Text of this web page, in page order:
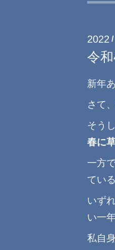
2022 /
令
新年
さて
そう
春に
一方
てい
いず
い一
私自身